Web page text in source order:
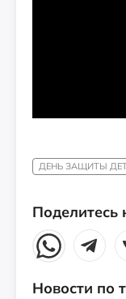
ДЕНЬ ЗАЩИТЫ
Поделитесь
Новости по